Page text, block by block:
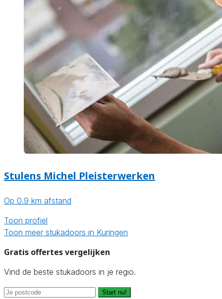
Stulens Michel Pleisterwerken
Op 0.9 km afstand
Toon profiel
Toon meer stukadoors in Kuringen
Gratis offertes vergelijken
Vind de beste stukadoors in je regio.
Start nu!